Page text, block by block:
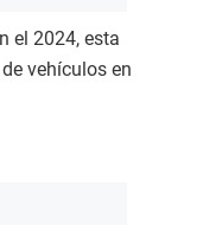
el 2024, esta
vehículos en